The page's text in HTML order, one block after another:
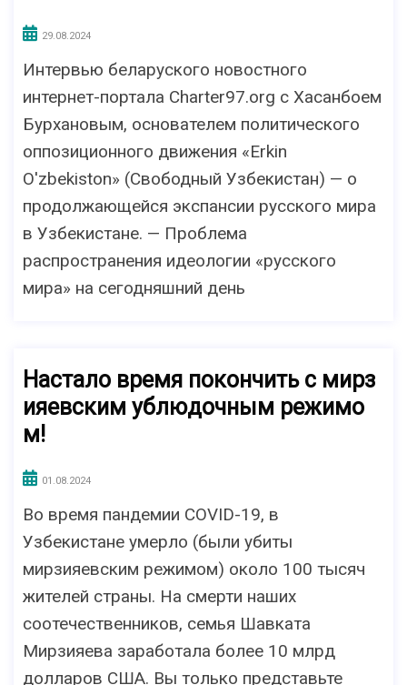
29.08.2024
Интервью беларуского новостного
интернет-портала Charter97.org с Хасанбоем
Бурхановым, основателем политического
оппозиционного движения «Erkin
O'zbekiston» (Свободный Узбекистан) — о
продолжающейся экспансии русского мира
в Узбекистане. — Проблема
распространения идеологии «русского
мира» на сегодняшний день
Настало время покончить с мирз
ияевским ублюдочным режимо
м!
01.08.2024
Во время пандемии COVID-19, в
Узбекистане умерло (были убиты
мирзияевским режимом) около 100 тысяч
жителей страны. На смерти наших
соотечественников, семья Шавката
Мирзияева заработала более 10 млрд
долларов США. Вы только представьте